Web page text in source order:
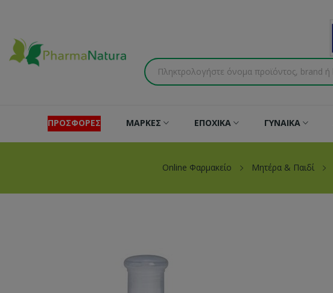
ΠΡΟΣΦΟΡΕΣ ΜΑΡΚΕΣ ΕΠΟΧΙΚΑ ΓΥΝΑΙΚΑ
Online Φαρμακείο Μητέρα & Παιδί